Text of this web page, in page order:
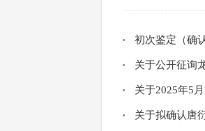
初次鉴定（确
关于公开征询
关于2025年5
关于拟确认唐